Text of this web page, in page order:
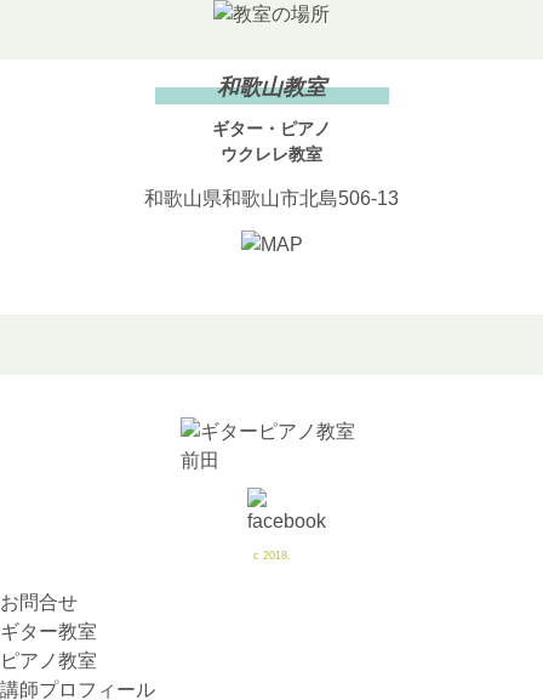
和歌山教室
ギター・ピアノ
ウクレレ教室
和歌山県和歌山市北島506-13
c 2018.
お問合せ
ギター教室
ピアノ教室
講師プロフィール